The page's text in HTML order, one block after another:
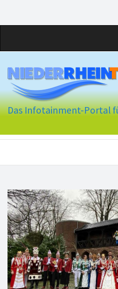
Das Infotainment-Portal